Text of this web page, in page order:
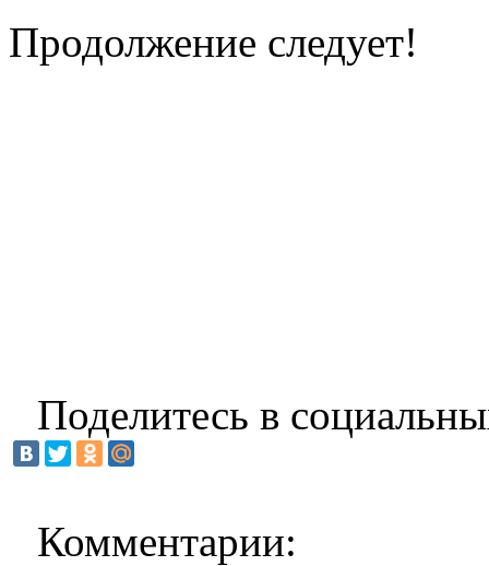
Продолжение следует!
Поделитесь в
Комментарии: